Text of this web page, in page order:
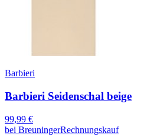
Barbieri
Barbieri Seidenschal beige
99,99 €
bei BreuningerRechnungskauf